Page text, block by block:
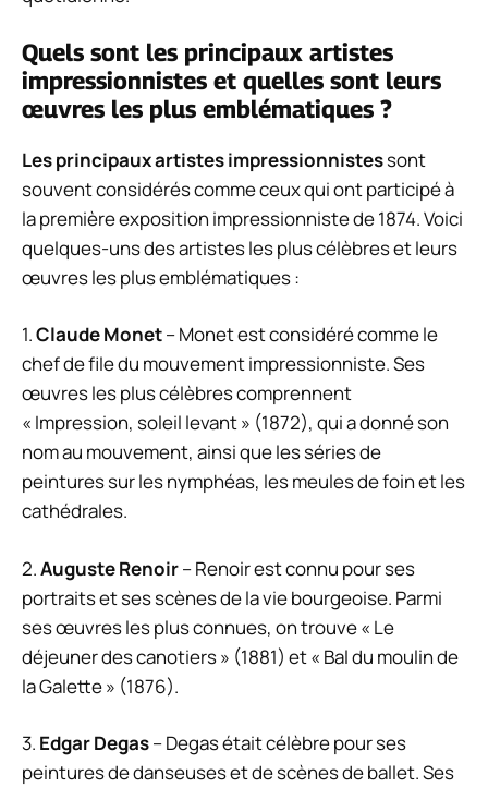
Quels sont les principaux artistes
impressionnistes et quelles sont leurs
œuvres les plus emblématiques ?
Les principaux artistes impressionnistessont
souvent considérés comme ceux qui ont participé à
la première exposition impressionniste de 1874. Voici
quelques-uns des artistes les plus célèbres et leurs
œuvres les plus emblématiques :
1.Claude Monet– Monet est considéré comme le
chef de file du mouvement impressionniste. Ses
œuvres les plus célèbres comprennent
« Impression, soleil levant » (1872), qui a donné son
nom au mouvement, ainsi que les séries de
peintures sur les nymphéas, les meules de foin et les
cathédrales.
2.Auguste Renoir– Renoir est connu pour ses
portraits et ses scènes de la vie bourgeoise. Parmi
ses œuvres les plus connues, on trouve « Le
déjeuner des canotiers » (1881) et « Bal du moulin de
la Galette » (1876).
3. Edgar Degas– Degas était célèbre pour ses
peintures de danseuses et de scènes de ballet. Ses